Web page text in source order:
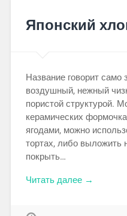
Японский
Название говорит само
воздушный, нежный
пористой структурой.
керамических
ягодами, можно
тортах, либо выложить
покрыть…
Читать далее →